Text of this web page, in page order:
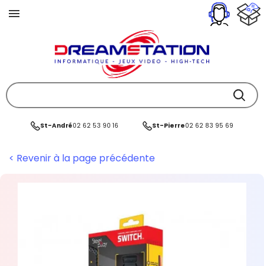
St-André02 62 53 90 16 St-Pierre02 62 83 95 69
< Revenir à la page précédente